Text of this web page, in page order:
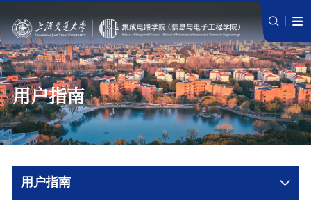
用户指南
用户指南